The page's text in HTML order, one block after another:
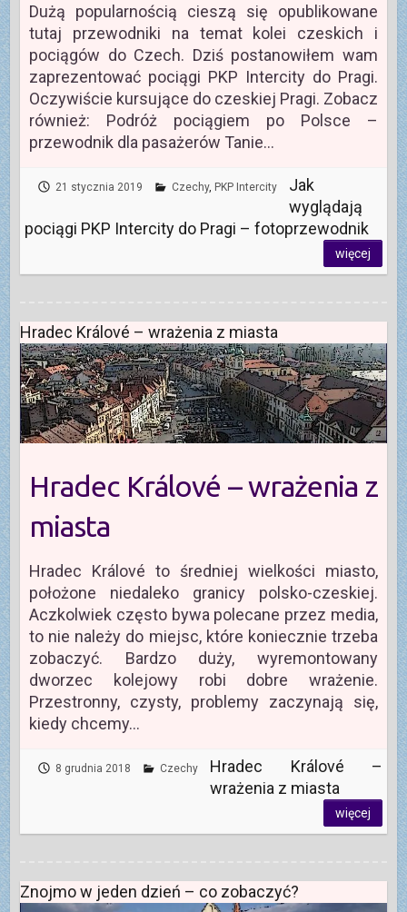
Dużą popularnością cieszą się opublikowane
tutaj przewodniki na temat kolei czeskich i
pociągów do Czech. Dziś postanowiłem wam
zaprezentować pociągi PKP Intercity do Pragi.
Oczywiście kursujące do czeskiej Pragi. Zobacz
również: Podróż pociągiem po Polsce –
przewodnik dla pasażerów Tanie…
21 stycznia 2019 Czechy, PKP Intercity
Jak
wyglądają
pociągi PKP Intercity do Pragi – fotoprzewodnik
więcej
Hradec Králové – wrażenia z miasta
Hradec Králové – wrażenia z
miasta
Hradec Králové to średniej wielkości miasto,
położone niedaleko granicy polsko-czeskiej.
Aczkolwiek często bywa polecane przez media,
to nie należy do miejsc, które koniecznie trzeba
zobaczyć. Bardzo duży, wyremontowany
dworzec kolejowy robi dobre wrażenie.
Przestronny, czysty, problemy zaczynają się,
kiedy chcemy…
8 grudnia 2018 Czechy
Hradec Králové –
wrażenia z miasta
więcej
Znojmo w jeden dzień – co zobaczyć?